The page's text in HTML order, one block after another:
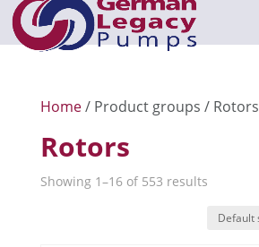
Home/ Product groups / Rotors
Rotors
Showing 1–16 of 553 results